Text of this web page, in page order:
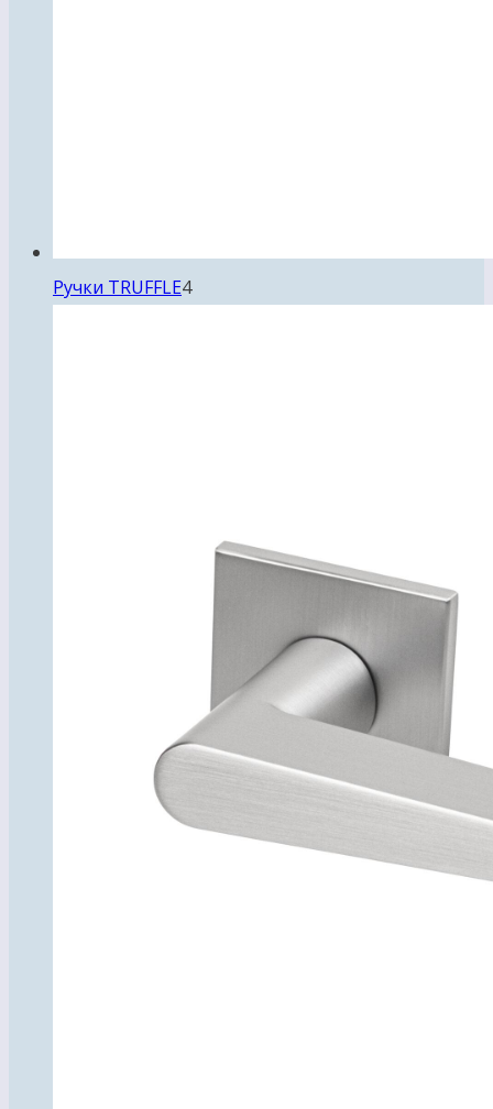
Ручки TRUFFLE44